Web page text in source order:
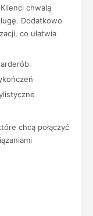
chwalą
Dodatkowo
co ułatwia
chcą połączyć